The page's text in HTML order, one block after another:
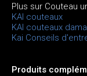
Plus sur Couteau
KAI couteaux
KAI couteaux
Kai Conseils
Produits